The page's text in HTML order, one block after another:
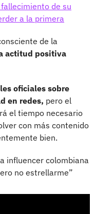
de su
a la primera
de la
actitud positiva
oficiales sobre
en redes, pero el
el tiempo necesario
con más contenido
bien.
influencer colombiana
no estrellarme”